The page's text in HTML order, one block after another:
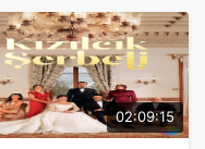
02:09:15